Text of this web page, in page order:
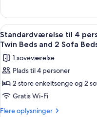
fælles
badeværelse
(2
Twin
Beds
and
2
Sofa
Beds)
værelse
til
4
personer
fælles
badeværelse
Twin
Beds
2
Indlæs
alle
billeder
af
Standardværelse
til
4
personer
11
Standardværelse til 4
Twin Beds and 2 Sofa
1 soveværelse
Plads til 4 personer
2 store enkeltsenge og 2
Gratis Wi-Fi
Flere oplysninger
Flere